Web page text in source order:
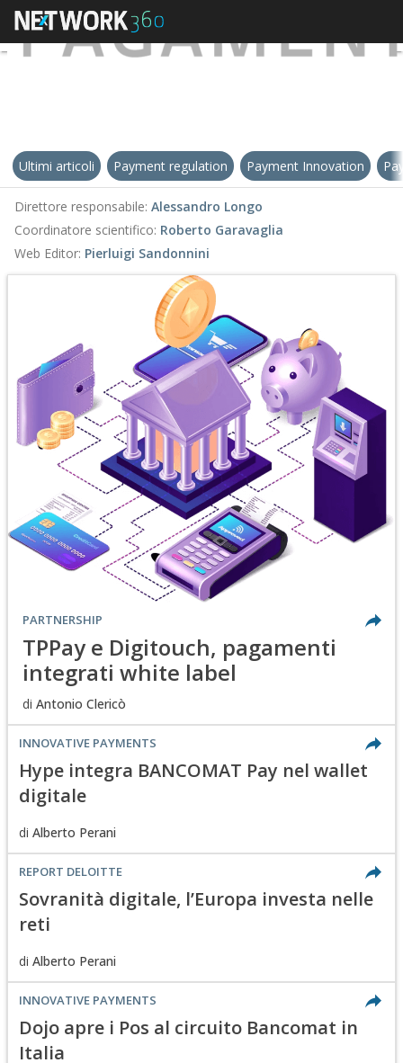
Ultimi articoli Payment regulation Payment Innovation
Direttore responsabile: Alessandro Longo
Coordinatore scientifico: Roberto Garavaglia
Web Editor: Pierluigi Sandonnini
PARTNERSHIP
TPPay e Digitouch, pagamenti
integrati white label
di Antonio Clericò
INNOVATIVE PAYMENTS
Hype integra BANCOMAT Pay nel wallet
digitale
di Alberto Perani
REPORT DELOITTE
Sovranità digitale, l’Europa investa nelle
reti
di Alberto Perani
INNOVATIVE PAYMENTS
Dojo apre i Pos al circuito Bancomat in
Italia